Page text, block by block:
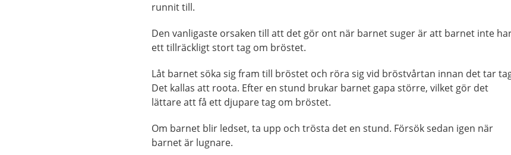
runnit till.
Den vanligaste orsaken till att det gör ont när barnet suger är att barnet inte
ett tillräckligt stort tag om bröstet.
Låt barnet söka sig fram till bröstet och röra sig vid bröstvårtan innan det tar
Det kallas att roota. Efter en stund brukar barnet gapa större, vilket gör det
lättare att få ett djupare tag om bröstet.
Om barnet blir ledset, ta upp och trösta det en stund. Försök sedan igen när
barnet är lugnare.